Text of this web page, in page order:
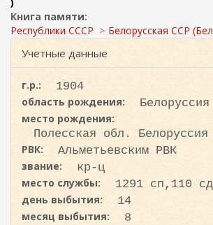
и
с
к
а
Книга памяти:
Республики СССР
Белорусская ССР
Учетные данные
г.р.:
1904
область рождения:
Белоруссия
место рождения:
Полесская обл. Белоруссия
РВК:
Альметьевским РВК
звание:
кр-ц
место службы:
1291 сп,110 сд
день выбытия:
14
месяц выбытия:
8